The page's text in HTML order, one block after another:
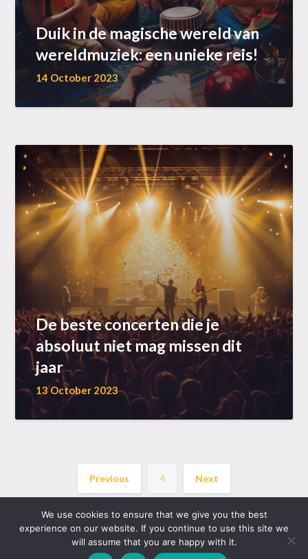
Duik in de magische wereld van
wereldmuziek: een unieke reis!
14 October 2023
De beste concerten die je
absoluut niet mag missen dit
jaar
13 October 2023
Previous 4 Next
©2026 akkoord.be| WordPress Theme bySuperb WordPress
We use cookies to ensure that we give you the best
experience on our website. If you continue to use this site we
will assume that you are happy with it.